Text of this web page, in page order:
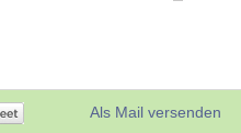
Als Mail versenden